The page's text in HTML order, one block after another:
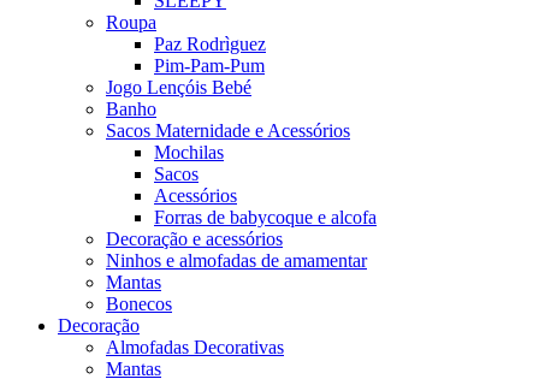
Roupa
Paz Rodrìguez
Pim-Pam-Pum
Jogo Lençóis Bebé
Banho
Sacos Maternidade e Acessórios
Mochilas
Sacos
Acessórios
Forras de babycoque e alcofa
Decoração e acessórios
Ninhos e almofadas de amamentar
Mantas
Bonecos
Decoração
Almofadas Decorativas
Mantas